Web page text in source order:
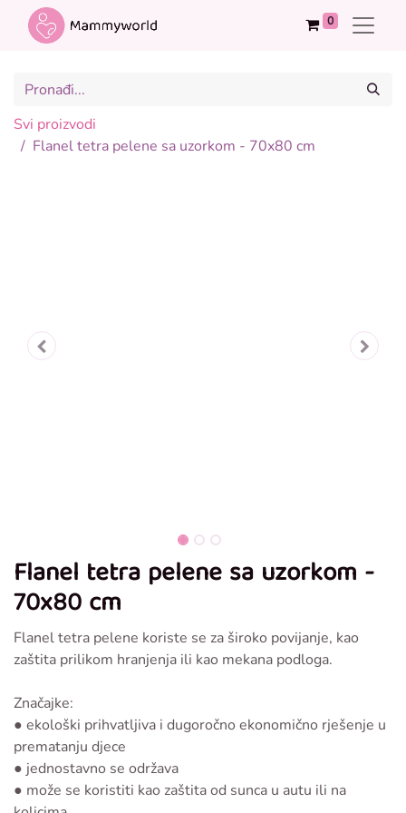
0
Svi proizvodi
Flanel tetra pelene sa uzorkom - 70x80 cm
Flanel tetra pelene sa uzorkom -
70x80 cm
Flanel tetra pelene koriste se za široko povijanje, kao
zaštita prilikom hranjenja ili kao mekana podloga.
Značajke:
● ekološki prihvatljiva i dugoročno ekonomično rješenje u
prematanju djece
● jednostavno se održava
● može se koristiti kao zaštita od sunca u autu ili na